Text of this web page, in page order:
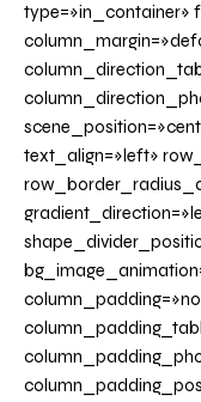
type=»in_container»
text_align=»left»